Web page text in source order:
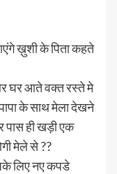
ख़ुशी के पिता कहते
घर आते वक्त रस्ते मे
के साथ मेला देखने
पास ही खड़ी एक
मेले से ??
लिए नए कपडे